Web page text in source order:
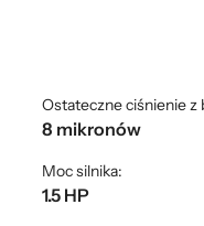
Ostateczne ciśnienie z
8 mikronów
Moc silnika:
1.5 HP